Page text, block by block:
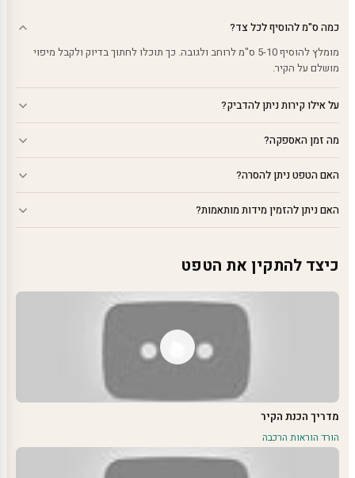
כמה ס"מ להוסיף לכל צד?
מומלץ להוסיף 5-10 ס"מ לרוחב ולגובה. כך תוכלו לחתוך בדיוק ולקבל מיפוי
מושלם על הקיר.
על אילו קירות ניתן להדביק?
מה זמן האספקה?
האם הטפט ניתן להסרה?
האם ניתן להזמין מידות מותאמות?
כיצד להתקין את הטפט
מדריך הכנת הקיר
הורד הוראות הרכבה